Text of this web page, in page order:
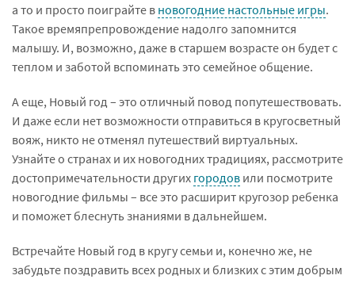
а то и просто поиграйте в новогодние настольные игры.
Такое времяпрепровождение надолго запомнится
малышу. И, возможно, даже в старшем возрасте он будет с
теплом и заботой вспоминать это семейное общение.
А еще, Новый год – это отличный повод попутешествовать.
И даже если нет возможности отправиться в кругосветный
вояж, никто не отменял путешествий виртуальных.
Узнайте о странах и их новогодних традициях, рассмотрите
достопримечательности других городов или посмотрите
новогодние фильмы – все это расширит кругозор ребенка
и поможет блеснуть знаниями в дальнейшем.
Встречайте Новый год в кругу семьи и, конечно же, не
забудьте поздравить всех родных и близких с этим добрым